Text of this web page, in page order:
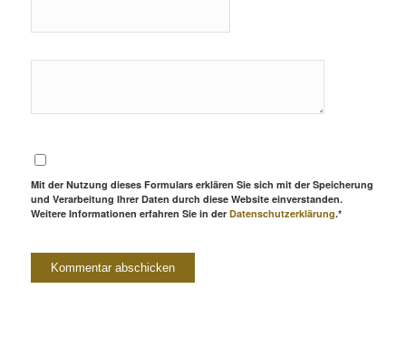
Mit der Nutzung dieses Formulars erklären Sie sich mit der Speicherung
und Verarbeitung Ihrer Daten durch diese Website einverstanden.
Weitere Informationen erfahren Sie in der Datenschutzerklärung.*